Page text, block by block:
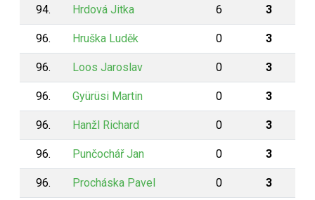
94. Hrdová Jitka 6 3
96. Hruška Luděk 0 3
96. Loos Jaroslav 0 3
96. Gyürüsi Martin 0 3
96. Hanžl Richard 0 3
96. Punčochář Jan 0 3
96. Procháska Pavel 0 3